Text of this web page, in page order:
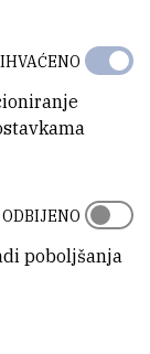
poboljšanja
ODBIJENO